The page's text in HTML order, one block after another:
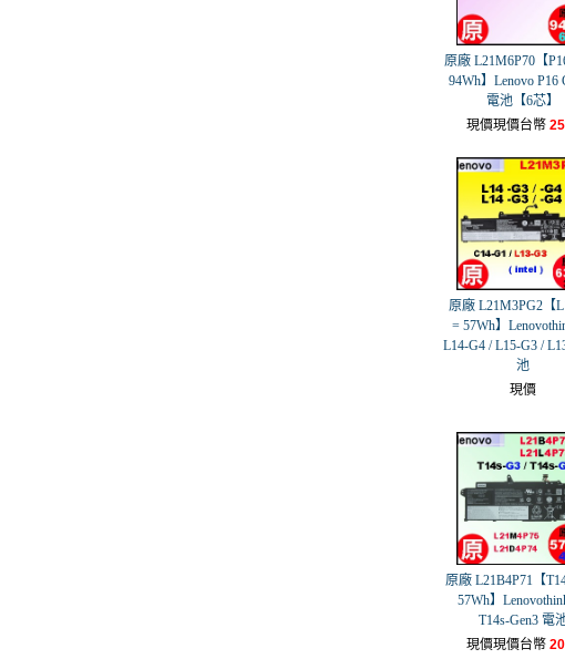
原廠 L21M6P70【
94Wh】Lenovo P16
電池【6芯】
現價現價台幣
原廠 L21M3PG2【
= 57Wh】
L14-G4 / L15-G3 /
池
現價
原廠 L21B4P71【
57Wh】
T14s-Gen3 電
現價現價台幣